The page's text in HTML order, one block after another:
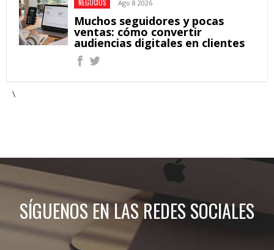
NEGOCIOS Ago 8 2026
Muchos seguidores y pocas
ventas: cómo convertir
audiencias digitales en clientes
\
SÍGUENOS EN LAS REDES SOCIALES